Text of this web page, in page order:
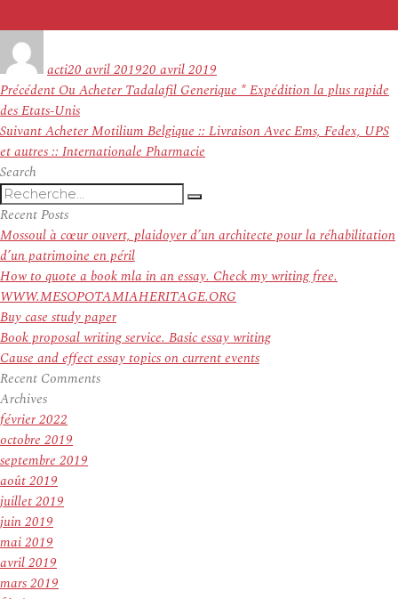
actile
20 avril 201920 avril 2019
Navigation
de
l’article
Précédent Article
précédent :
Ou Acheter Tadalafil Generique * Expédition la plus rapide
des Etats-Unis
SuivantArticle
suivant :
Acheter Motilium Belgique :: Livraison Avec Ems, Fedex, UPS
et autres :: Internationale Pharmacie
Search
Recherche
pour
:
Recherche
Recent Posts
Mossoul à cœur ouvert, plaidoyer d’un architecte pour la réhabilitation
d’un patrimoine en péril
How to quote a book mla in an essay. Check my writing free.
WWW.MESOPOTAMIAHERITAGE.ORG
Buy case study paper
Book proposal writing service. Basic essay writing
Cause and effect essay topics on current events
Recent Comments
Archives
février 2022
octobre 2019
septembre 2019
août 2019
juillet 2019
juin 2019
mai 2019
avril 2019
mars 2019